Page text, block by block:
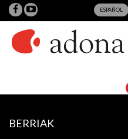
ESPAÑOL
BERRIAK